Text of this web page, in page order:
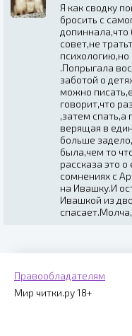
Я как сводку
бросить с
совет,не
.Попрыгала
заботой о
можно
говорит,что
,затем спать,а
верящая в
больше
была,чем то
рассказа это
сомнениях с
на Ивашку.И
Ивашкой из
Правообладателям
Мир читки.ру 18+